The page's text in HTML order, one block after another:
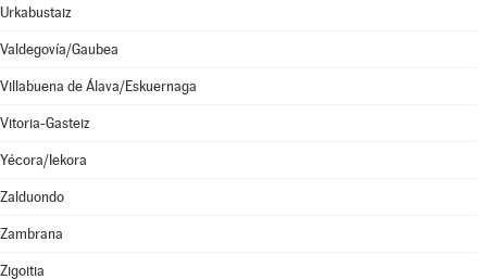
Urkabustaiz
Valdegovía/Gaubea
Villabuena de Álava/Eskuernaga
Vitoria-Gasteiz
Yécora/Iekora
Zalduondo
Zambrana
Zigoitia